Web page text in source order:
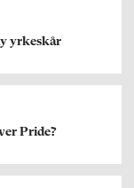
yrkeskår
Pride?